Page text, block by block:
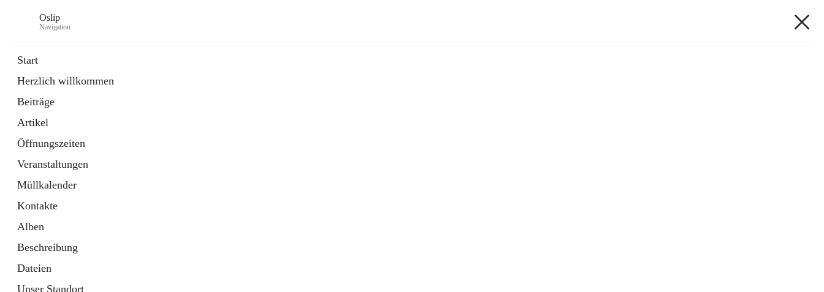
Oslip
Navigation
Start
Herzlich willkommen
Beiträge
Artikel
Öffnungszeiten
Veranstaltungen
Müllkalender
Kontakte
Alben
Beschreibung
Dateien
Unser Standort